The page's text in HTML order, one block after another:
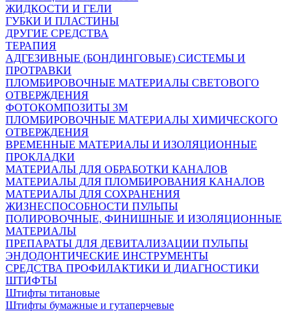
ЖИДКОСТИ И ГЕЛИ
ГУБКИ И ПЛАСТИНЫ
ДРУГИЕ СРЕДСТВА
ТЕРАПИЯ
АДГЕЗИВНЫЕ (БОНДИНГОВЫЕ) СИСТЕМЫ И
ПРОТРАВКИ
ПЛОМБИРОВОЧНЫЕ МАТЕРИАЛЫ СВЕТОВОГО
ОТВЕРЖДЕНИЯ
ФОТОКОМПОЗИТЫ 3М
ПЛОМБИРОВОЧНЫЕ МАТЕРИАЛЫ ХИМИЧЕСКОГО
ОТВЕРЖДЕНИЯ
ВРЕМЕННЫЕ МАТЕРИАЛЫ И ИЗОЛЯЦИОННЫЕ
ПРОКЛАДКИ
МАТЕРИАЛЫ ДЛЯ ОБРАБОТКИ КАНАЛОВ
МАТЕРИАЛЫ ДЛЯ ПЛОМБИРОВАНИЯ КАНАЛОВ
МАТЕРИАЛЫ ДЛЯ СОХРАНЕНИЯ
ЖИЗНЕСПОСОБНОСТИ ПУЛЬПЫ
ПОЛИРОВОЧНЫЕ, ФИНИШНЫЕ И ИЗОЛЯЦИОННЫЕ
МАТЕРИАЛЫ
ПРЕПАРАТЫ ДЛЯ ДЕВИТАЛИЗАЦИИ ПУЛЬПЫ
ЭНДОДОНТИЧЕСКИЕ ИНСТРУМЕНТЫ
СРЕДСТВА ПРОФИЛАКТИКИ И ДИАГНОСТИКИ
ШТИФТЫ
Штифты титановые
Штифты бумажные и гутаперчевые